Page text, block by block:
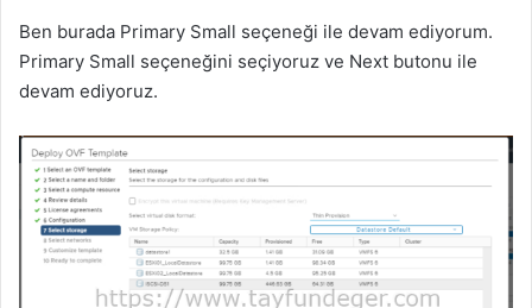
Ben burada Primary Small seçeneği ile devam ediyorum.
Primary Small seçeneğini seçiyoruz ve Next butonu ile
devam ediyoruz.